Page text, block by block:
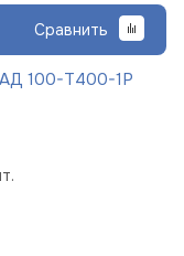
Сравнить
100-Т400-1Р